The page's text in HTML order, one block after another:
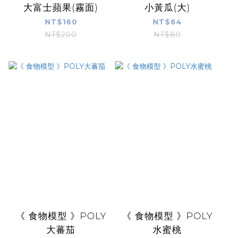
大富士蘋果(霧面)
NT$160
NT$200
小黃瓜(大)
NT$64
NT$80
《 食物模型 》POLY
大蕃茄
《 食物模型 》POLY
水蜜桃